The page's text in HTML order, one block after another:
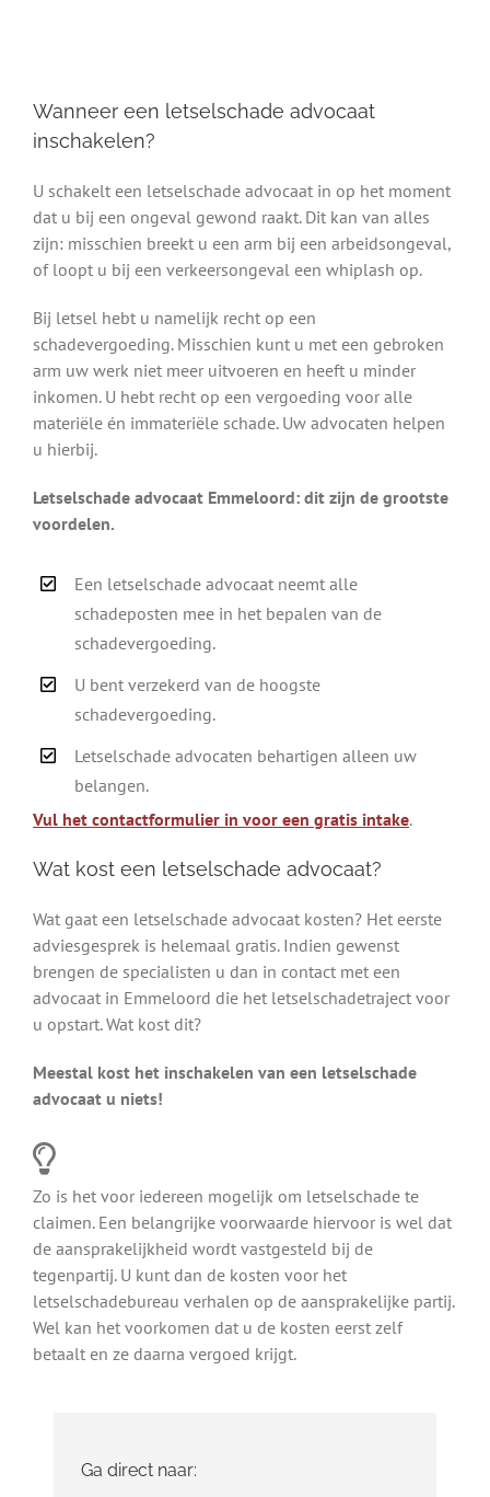
Wanneer een letselschade advocaat
inschakelen?
U schakelt een letselschade advocaat in op het moment
dat u bij een ongeval gewond raakt. Dit kan van alles
zijn: misschien breekt u een arm bij een arbeidsongeval,
of loopt u bij een verkeersongeval een whiplash op.
Bij letsel hebt u namelijk recht op een
schadevergoeding. Misschien kunt u met een gebroken
arm uw werk niet meer uitvoeren en heeft u minder
inkomen. U hebt recht op een vergoeding voor alle
materiële én immateriële schade. Uw advocaten helpen
u hierbij.
Letselschade advocaat Emmeloord: dit zijn de grootste
voordelen.
Een letselschade advocaat neemt alle
schadeposten mee in het bepalen van de
schadevergoeding.
U bent verzekerd van de hoogste
schadevergoeding.
Letselschade advocaten behartigen alleen uw
belangen.
Vul het contactformulier in voor een gratis intake.
Wat kost een letselschade advocaat?
Wat gaat een letselschade advocaat kosten? Het eerste
adviesgesprek is helemaal gratis. Indien gewenst
brengen de specialisten u dan in contact met een
advocaat in Emmeloord die het letselschadetraject voor
u opstart. Wat kost dit?
Meestal kost het inschakelen van een letselschade
advocaat u niets!
Zo is het voor iedereen mogelijk om letselschade te
claimen. Een belangrijke voorwaarde hiervoor is wel dat
de aansprakelijkheid wordt vastgesteld bij de
tegenpartij. U kunt dan de kosten voor het
letselschadebureau verhalen op de aansprakelijke partij.
Wel kan het voorkomen dat u de kosten eerst zelf
betaalt en ze daarna vergoed krijgt.
Ga direct naar: